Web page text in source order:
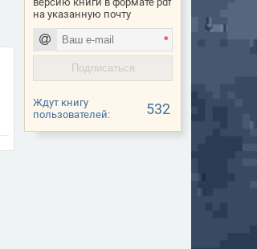
на указанную почту
*
Ждут книгу
пользователей:
532